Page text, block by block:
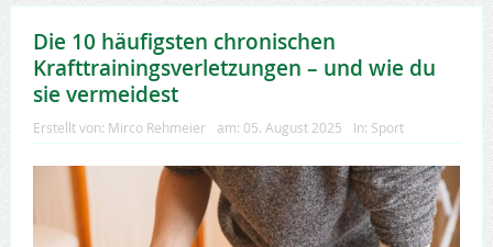
Die 10 häufigsten chronischen
Krafttrainingsverletzungen – und wie du
sie vermeidest
Erstellt von: Mirco Rehmeier am: 05. August 2025 In: Sport